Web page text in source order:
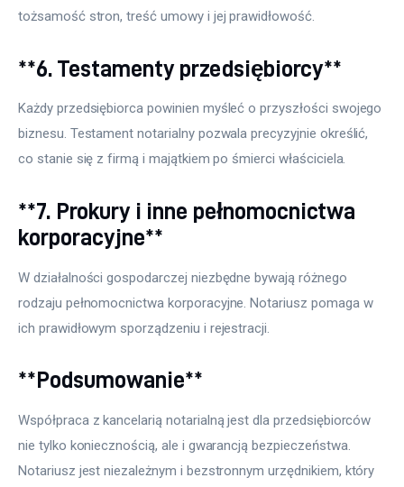
tożsamość stron, treść umowy i jej prawidłowość.
**6. Testamenty przedsiębiorcy**
Każdy przedsiębiorca powinien myśleć o przyszłości swojego
biznesu. Testament notarialny pozwala precyzyjnie określić,
co stanie się z firmą i majątkiem po śmierci właściciela.
**7. Prokury i inne pełnomocnictwa
korporacyjne**
W działalności gospodarczej niezbędne bywają różnego
rodzaju pełnomocnictwa korporacyjne. Notariusz pomaga w
ich prawidłowym sporządzeniu i rejestracji.
**Podsumowanie**
Współpraca z kancelarią notarialną jest dla przedsiębiorców
nie tylko koniecznością, ale i gwarancją bezpieczeństwa.
Notariusz jest niezależnym i bezstronnym urzędnikiem, który